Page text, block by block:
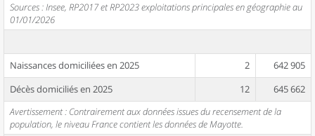
Sources : Insee, RP2017 et RP2023 exploitations principales en géographie au
01/01/2026
Naissances domiciliées en 2025 2
642 905
Décès domiciliés en 2025
12
645 662
Avertissement : Contrairement aux données issues du recensement de la
population, le niveau France contient les données de Mayotte.